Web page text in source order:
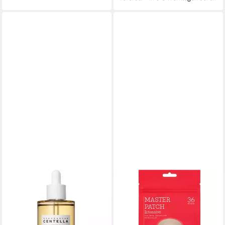
Centella Ampoule 55 ml –
hochkonzentriertes Serum
Pickel-Tupfer MASTER
PATCH INTENSIVE 36
PATCHES, intensiver und